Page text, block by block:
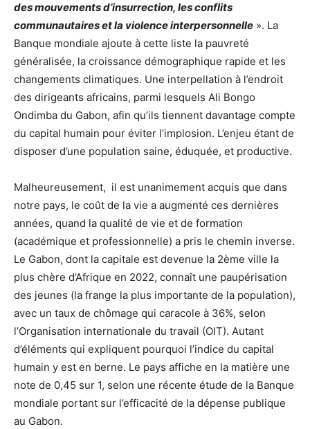
des mouvements d’insurrection, les conflits
communautaires et la violence interpersonnelle ». La
Banque mondiale ajoute à cette liste la pauvreté
généralisée, la croissance démographique rapide et les
changements climatiques. Une interpellation à l’endroit
des dirigeants africains, parmi lesquels Ali Bongo
Ondimba du Gabon, afin qu’ils tiennent davantage compte
du capital humain pour éviter l’implosion. L’enjeu étant de
disposer d’une population saine, éduquée, et productive.
Malheureusement, il est unanimement acquis que dans
notre pays, le coût de la vie a augmenté ces dernières
années, quand la qualité de vie et de formation
(académique et professionnelle) a pris le chemin inverse.
Le Gabon, dont la capitale est devenue la 2ème ville la
plus chère d’Afrique en 2022, connaît une paupérisation
des jeunes (la frange la plus importante de la population),
avec un taux de chômage qui caracole à 36%, selon
l’Organisation internationale du travail (OIT). Autant
d’éléments qui expliquent pourquoi l’indice du capital
humain y est en berne. Le pays affiche en la matière une
note de 0,45 sur 1, selon une récente étude de la Banque
mondiale portant sur l’efficacité de la dépense publique
au Gabon.